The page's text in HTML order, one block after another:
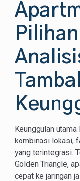
Keunggulan
kombinasi lokasi,
yang terintegrasi.
Golden Triangle,
cepat ke jaringan